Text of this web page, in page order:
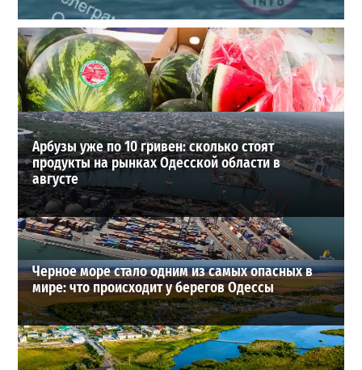
Под Одессой уносит в море ребенка на матрасе и
мужчину: идет спасательная операция
2
28-07-2026 в 17:51
ВИБОР РЕДАКЦИИ
Арбузы уже по 10 гривен: сколько стоят
продукты на рынках Одесской области в
августе
Черное море стало одним из самых опасных в
мире: что происходит у берегов Одессы